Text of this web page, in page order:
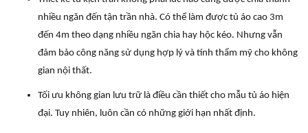
nhiều ngăn đến tận trần nhà. Có thể làm được tủ áo cao 3m
đến 4m theo dạng nhiều ngăn chia hay hộc kéo. Nhưng vẫn
đảm bảo công năng sử dụng hợp lý và tính thẩm mỹ cho không
gian nội thất.
Tối ưu không gian lưu trữ là điều cần thiết cho mẫu tủ áo hiện
đại. Tuy nhiên, luôn cần có những giới hạn nhất định.